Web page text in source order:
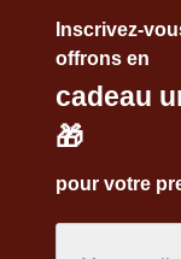
Inscrivez-
offrons en
cadeau
🎁
pour votre